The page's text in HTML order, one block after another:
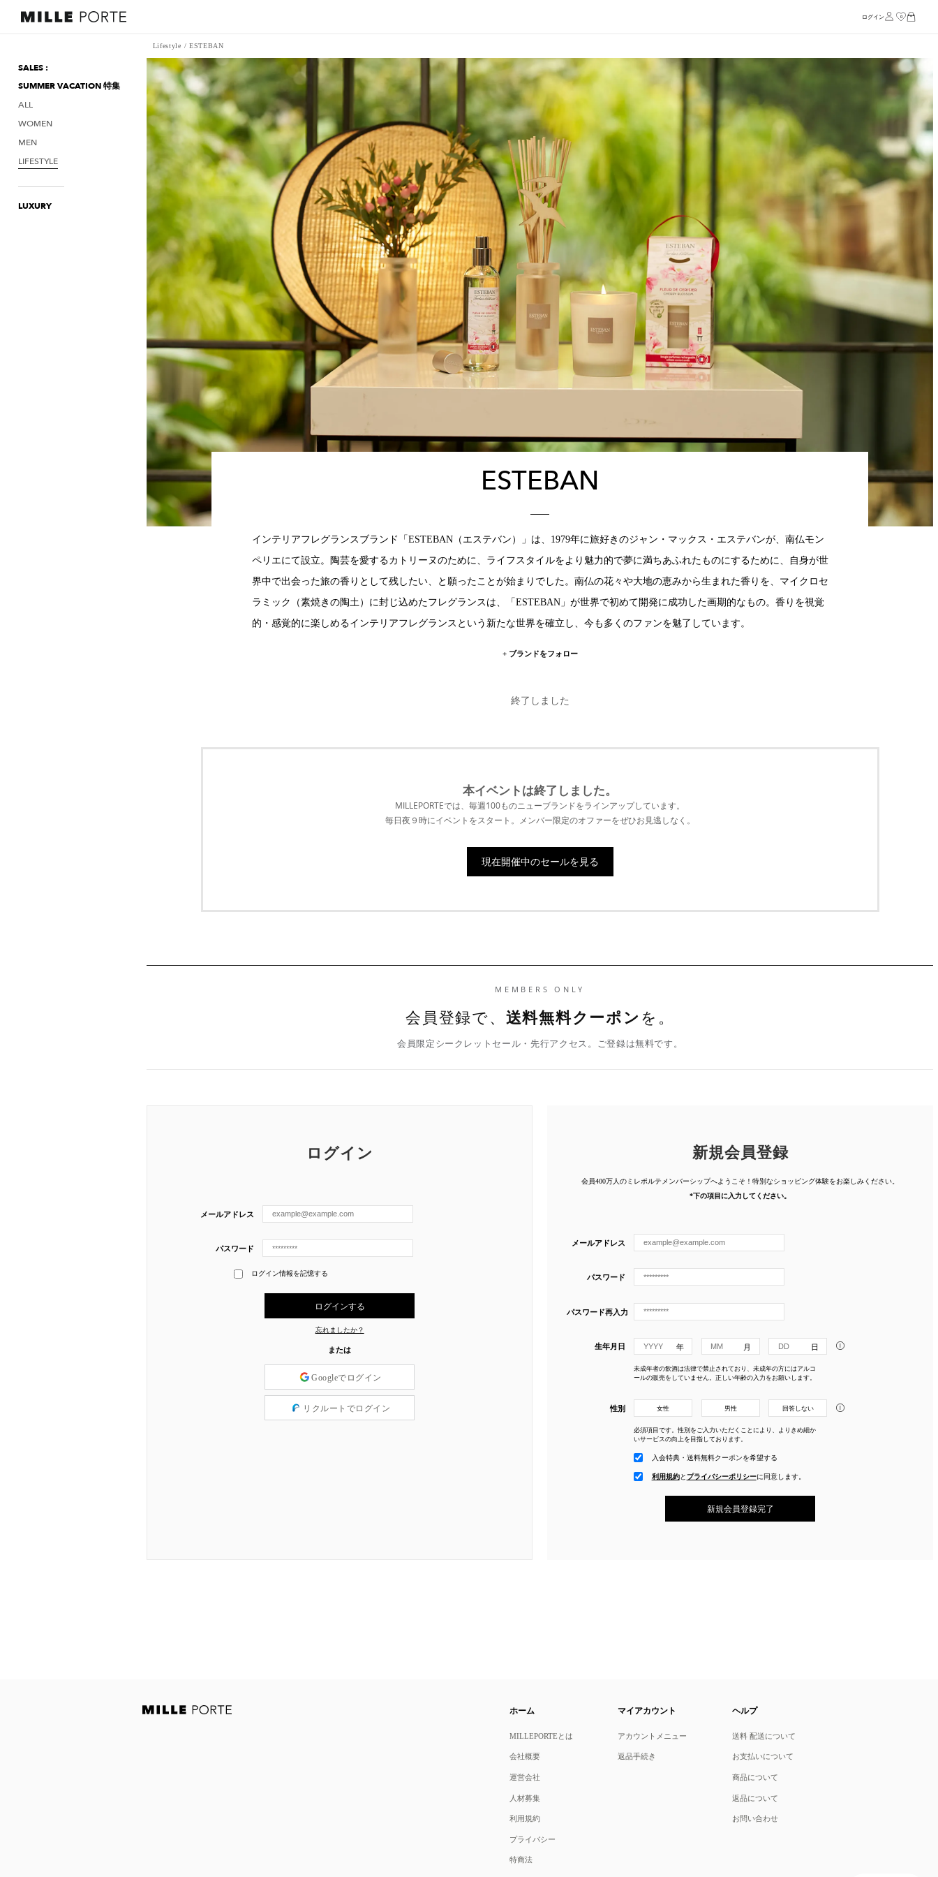
ログイン 0
SALES :
SUMMER VACATION 特集
ALL
WOMEN
MEN
LIFESTYLE
LUXURY
Lifestyle / ESTEBAN
ESTEBAN
インテリアフレグランスブランド「ESTEBAN（エステバン）」は、1979年に旅好きのジャン・マックス・エステバンが、南仏モン
ペリエにて設立。陶芸を愛するカトリーヌのために、ライフスタイルをより魅力的で夢に満ちあふれたものにするために、自身が世
界中で出会った旅の香りとして残したい、と願ったことが始まりでした。南仏の花々や大地の恵みから生まれた香りを、マイクロセ
ラミック（素焼きの陶土）に封じ込めたフレグランスは、「ESTEBAN」が世界で初めて開発に成功した画期的なもの。香りを視覚
的・感覚的に楽しめるインテリアフレグランスという新たな世界を確立し、今も多くのファンを魅了しています。
+ ブランドをフォロー
終了しました
本イベントは終了 しました。
MILLEPORTEでは、毎週100ものニューブランドをラインアップしています。
毎日夜９時にイベントをスタート。メンバー限定のオファーをぜひお見逃しなく。
現在開催中のセールを見る
MEMBERS ONLY
会員登録で、 送料無料クーポン を。
会員限定シークレットセール・先行アクセス。ご登録は無料です。
ログイン
メールアドレス
パスワード
ログイン情報を記憶する
忘れましたか？
または
Googleでログイン
リクルートでログイン
新規会員登録
会員400万人のミレポルテメンバーシップへようこそ！特別なショッピング体験を お楽しみください。
*下の項目に入力してください。
メールアドレス
パスワード
パスワード再入力
生年月日 i
未成年者の飲酒は法律で禁止されており、未成年の方にはアルコ
ールの販売をしていません。正しい年齢の入力をお願いします。
性別 女性 男性 回答しない i
必須項目です。性別をご入力いただくことにより、よりきめ細か
いサービスの向上を目指しております。
入会特典・送料無料クーポンを希望する
利用規約と プライバシーポリシーに 同意します。
ホーム
MILLEPORTEとは
会社概要
運営会社
人材募集
利用規約
プライバシー
特商法
マイアカウント
アカウントメニュー
返品手続き
ヘルプ
送料 配送について
お支払いについて
商品について
返品について
お問い合わせ